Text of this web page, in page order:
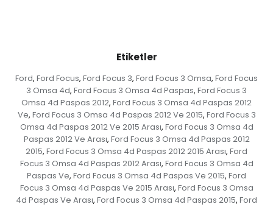
Etiketler
Ford, Ford Focus, Ford Focus 3, Ford Focus 3 Omsa, Ford Focus
3 Omsa 4d, Ford Focus 3 Omsa 4d Paspas, Ford Focus 3
Omsa 4d Paspas 2012, Ford Focus 3 Omsa 4d Paspas 2012
Ve, Ford Focus 3 Omsa 4d Paspas 2012 Ve 2015, Ford Focus 3
Omsa 4d Paspas 2012 Ve 2015 Arası, Ford Focus 3 Omsa 4d
Paspas 2012 Ve Arası, Ford Focus 3 Omsa 4d Paspas 2012
2015, Ford Focus 3 Omsa 4d Paspas 2012 2015 Arası, Ford
Focus 3 Omsa 4d Paspas 2012 Arası, Ford Focus 3 Omsa 4d
Paspas Ve, Ford Focus 3 Omsa 4d Paspas Ve 2015, Ford
Focus 3 Omsa 4d Paspas Ve 2015 Arası, Ford Focus 3 Omsa
4d Paspas Ve Arası, Ford Focus 3 Omsa 4d Paspas 2015, Ford